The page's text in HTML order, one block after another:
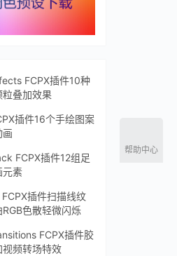
FCPX插件10种
叠加效果
插件16个手绘图案
画
FCPX插件12组足
元素
插件扫描线纹
色散轻微闪烁‌
FCPX插件胶
视频转场特效
帮助中心